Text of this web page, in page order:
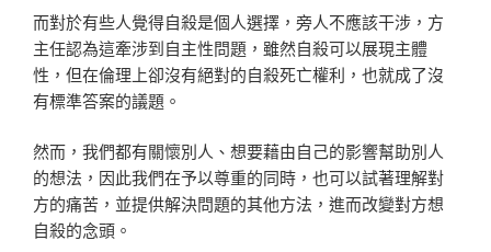
而對於有些人覺得自殺是個人選擇，旁人不應該干涉，方
主任認為這牽涉到自主性問題，雖然自殺可以展現主體
性，但在倫理上卻沒有絕對的自殺死亡權利，也就成了沒
有標準答案的議題。
然而，我們都有關懷別人、想要藉由自己的影響幫助別人
的想法，因此我們在予以尊重的同時，也可以試著理解對
方的痛苦，並提供解決問題的其他方法，進而改變對方想
自殺的念頭。